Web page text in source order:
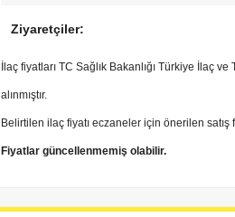
Ziyaretçiler:
İlaç fiyatları TC Sağlık Bakanlığı Türkiye İlaç
alınmıştır.
Belirtilen ilaç fiyatı eczaneler için önerilen
Fiyatlar güncellenmemiş olabilir.